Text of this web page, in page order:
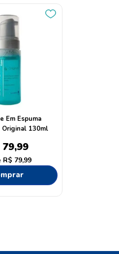
Em Espuma
Original 130ml
79,99
R$ 79,99